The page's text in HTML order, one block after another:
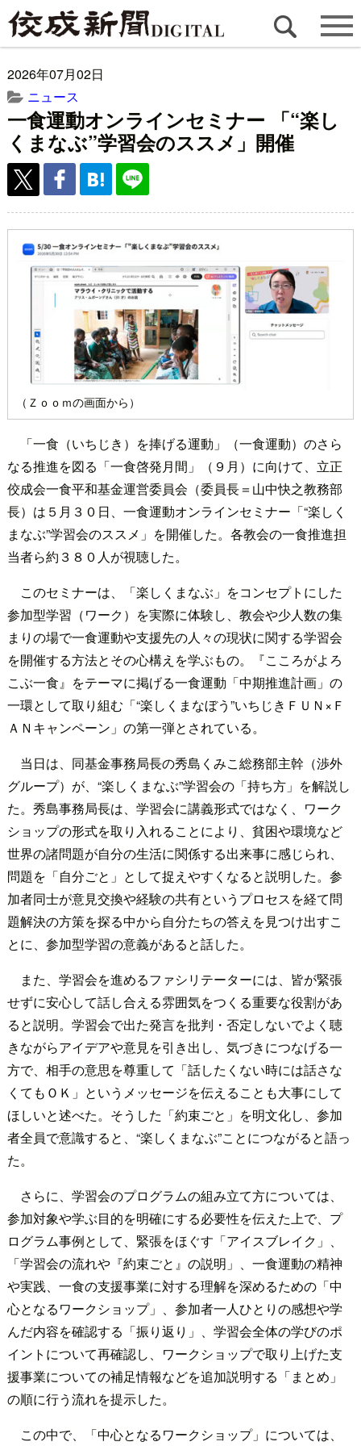
2026年07月02日
ニュース
一食運動オンラインセミナー 「“楽し
くまなぶ”学習会のススメ」開催
（Ｚｏｏｍの画面から）
「一食（いちじき）を捧げる運動」（一食運動）のさら
なる推進を図る「一食啓発月間」（９月）に向けて、立正
佼成会一食平和基金運営委員会（委員長＝山中快之教務部
長）は５月３０日、一食運動オンラインセミナー「“楽しく
まなぶ”学習会のススメ」を開催した。各教会の一食推進担
当者ら約３８０人が視聴した。
このセミナーは、「楽しくまなぶ」をコンセプトにした
参加型学習（ワーク）を実際に体験し、教会や少人数の集
まりの場で一食運動や支援先の人々の現状に関する学習会
を開催する方法とその心構えを学ぶもの。『こころがよろ
こぶ一食』をテーマに掲げる一食運動「中期推進計画」の
一環として取り組む「“楽しくまなぼう”いちじきＦＵＮ×Ｆ
ＡＮキャンペーン」の第一弾とされている。
当日は、同基金事務局長の秀島くみこ総務部主幹（渉外
グループ）が、“楽しくまなぶ”学習会の「持ち方」を解説し
た。秀島事務局長は、学習会に講義形式ではなく、ワーク
ショップの形式を取り入れることにより、貧困や環境など
世界の諸問題が自分の生活に関係する出来事に感じられ、
問題を「自分ごと」として捉えやすくなると説明した。参
加者同士が意見交換や経験の共有というプロセスを経て問
題解決の方策を探る中から自分たちの答えを見つけ出すこ
とに、参加型学習の意義があると話した。
また、学習会を進めるファシリテーターには、皆が緊張
せずに安心して話し合える雰囲気をつくる重要な役割があ
ると説明。学習会で出た発言を批判・否定しないでよく聴
きながらアイデアや意見を引き出し、気づきにつなげる一
方で、相手の意思を尊重して「話したくない時には話さな
くてもＯＫ」というメッセージを伝えることも大事にして
ほしいと述べた。そうした「約束ごと」を明文化し、参加
者全員で意識すると、“楽しくまなぶ”ことにつながると語っ
た。
さらに、学習会のプログラムの組み立て方については、
参加対象や学ぶ目的を明確にする必要性を伝えた上で、プ
ログラム事例として、緊張をほぐす「アイスブレイク」、
「学習会の流れや『約束ごと』の説明」、一食運動の精神
や実践、一食の支援事業に対する理解を深めるための「中
心となるワークショップ」、参加者一人ひとりの感想や学
んだ内容を確認する「振り返り」、学習会全体の学びのポ
イントについて再確認し、ワークショップで取り上げた支
援事業についての補足情報などを追加説明する「まとめ」
の順に行う流れを提示した。
この中で、「中心となるワークショップ」については、